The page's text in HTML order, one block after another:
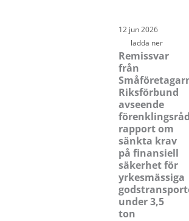
12 jun 2026
ladda ner
Remissvar
från
Riksförbund
avseende
rapport om
sänkta krav
på finansiell
säkerhet för
yrkesmässiga
under 3,5
ton